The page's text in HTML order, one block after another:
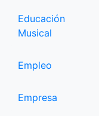
Educación
Musical
Empleo
Empresa